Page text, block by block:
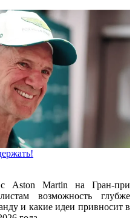
Aston Martin на Гран-при
возможность глубже
и какие идеи привносит в